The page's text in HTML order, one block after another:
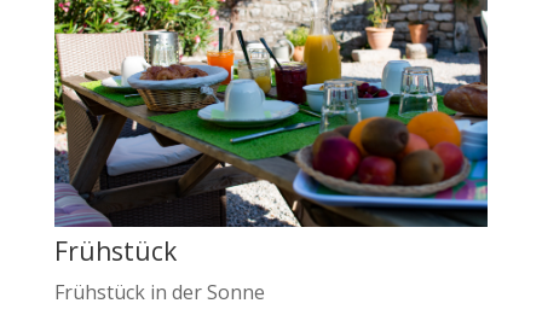
Frühstück
Frühstück in der Sonne